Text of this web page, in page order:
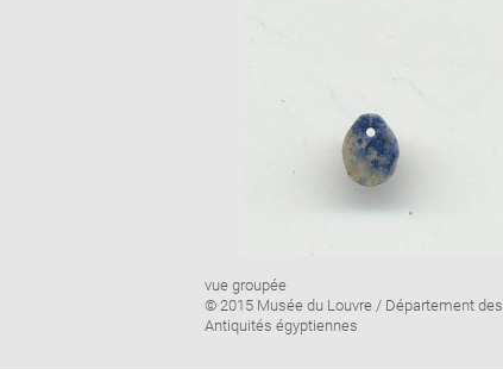
Image
caption:
vue groupée
© 2015 Musée du Louvre / Département des
Antiquités égyptiennes